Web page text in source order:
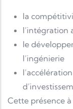
la
l’intégration
le
l’ingénierie
Cette présence